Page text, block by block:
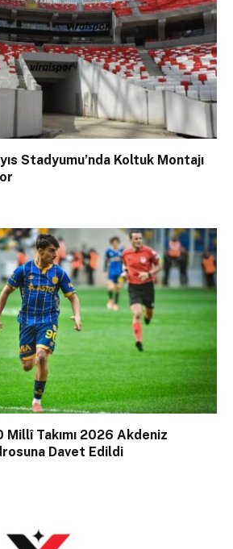
Stadyumu’nda Koltuk Montajı
Millî Takımı 2026 Akdeniz
Davet Edildi